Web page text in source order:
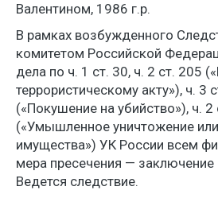
Валентином, 1986 г.р.
В рамках возбужденного
комитетом Российской
дела по ч. 1 ст. 30, ч. 2 ст. 205
террористическому акту»), ч. 3
(«Покушение на убийство»), ч. 2
(«Умышленное уничтожение
имущества») УК России всем
мера пресечения — заключение
Ведется следствие.